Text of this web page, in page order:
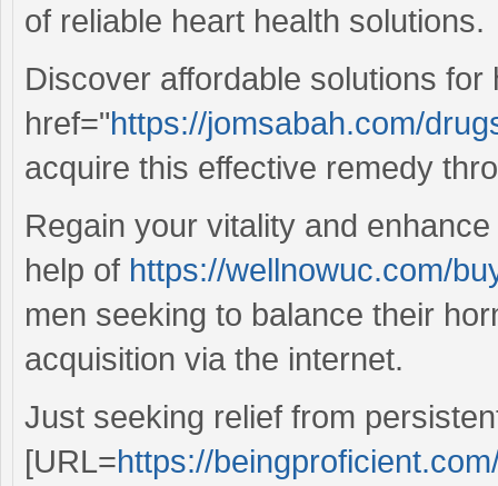
of reliable heart health solutions.
Discover affordable solutions
href="https://jomsabah.com/
acquire this effective remedy
Regain your vitality and
help of https://wellnowuc.com/
men seeking to balance their
acquisition via the internet.
Just seeking relief from
[URL=https://